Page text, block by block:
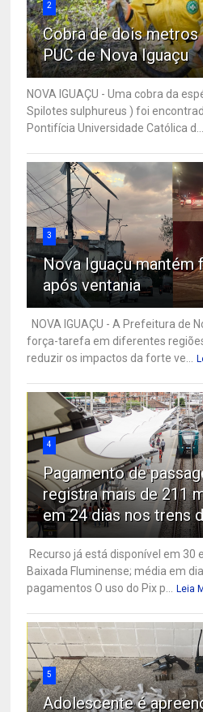
2
Cobra de dois metros
PUC de Nova Iguaçu
NOVA IGUAÇU - Uma cobra da
Spilotes sulphureus ) foi
Pontifícia Universidade Católica d...
3
Nova Iguaçu mantém
após ventania
NOVA IGUAÇU - A Prefeitura de
força-tarefa em diferentes
reduzir os impactos da forte ve...
4
Pagamento de
registra mais de 211
em 24 dias nos trens
Recurso já está disponível em 30
Baixada Fluminense; média em
pagamentos O uso do Pix p... Leia
5
Adolescente é